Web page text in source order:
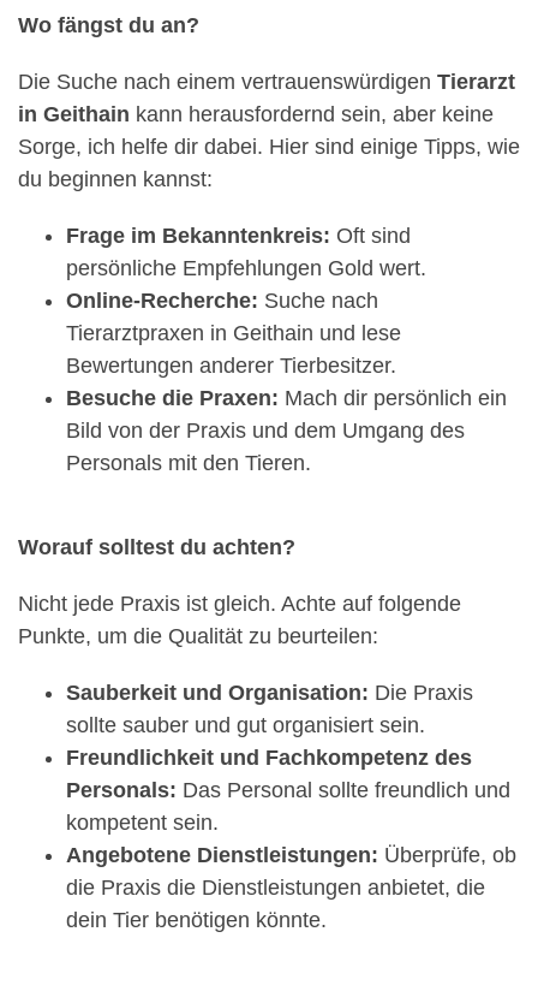
Wo fängst du an?
Die Suche nach einem vertrauenswürdigen Tierarzt
in Geithain kann herausfordernd sein, aber keine
Sorge, ich helfe dir dabei. Hier sind einige Tipps, wie
du beginnen kannst:
Frage im Bekanntenkreis: Oft sind
persönliche Empfehlungen Gold wert.
Online-Recherche: Suche nach
Tierarztpraxen in Geithain und lese
Bewertungen anderer Tierbesitzer.
Besuche die Praxen: Mach dir persönlich ein
Bild von der Praxis und dem Umgang des
Personals mit den Tieren.
Worauf solltest du achten?
Nicht jede Praxis ist gleich. Achte auf folgende
Punkte, um die Qualität zu beurteilen:
Sauberkeit und Organisation: Die Praxis
sollte sauber und gut organisiert sein.
Freundlichkeit und Fachkompetenz des
Personals: Das Personal sollte freundlich und
kompetent sein.
Angebotene Dienstleistungen: Überprüfe, ob
die Praxis die Dienstleistungen anbietet, die
dein Tier benötigen könnte.